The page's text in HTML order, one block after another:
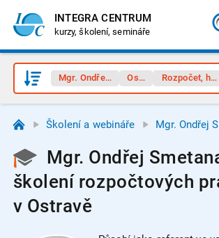
INTEGRA CENTRUM
kurzy, školení, semináře
Mgr. Ondřej Smetana
Ostrava Rozpočet,
Školení a webináře Mgr. Ondřej
Mgr. Ondřej
školení rozpočtových
v Ostravě